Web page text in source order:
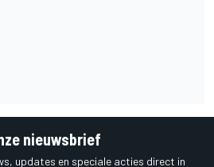
nieuwsbrief
updates en speciale acties direct in